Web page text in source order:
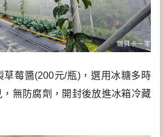
草莓醬(200元/瓶)，選用冰糖多時
無防腐劑，開封後放進冰箱冷藏